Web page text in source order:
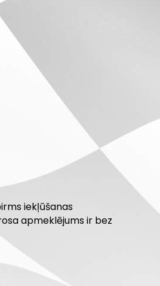
iekļūšanas
apmeklējums ir bez